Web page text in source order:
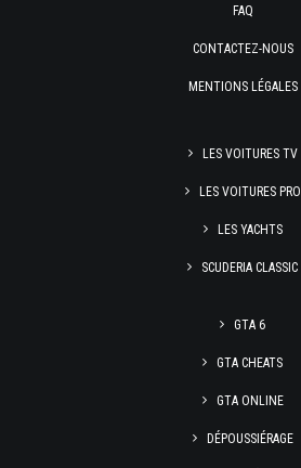
FAQ
CONTACTEZ-NOUS
MENTIONS LÉGALES
LES VOITURES TV
LES VOITURES PRO
LES YACHTS
SCUDERIA CLASSIC
GTA 6
GTA CHEATS
GTA ONLINE
DÉPOUSSIÉRAGE